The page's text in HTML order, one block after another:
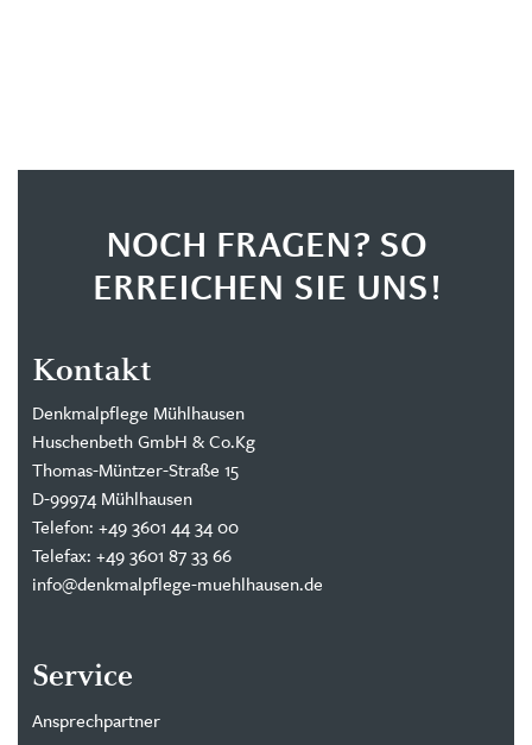
NOCH FRAGEN? SO
ERREICHEN SIE UNS!
Kontakt
Denkmalpflege Mühlhausen
Huschenbeth GmbH & Co.Kg
Thomas-Müntzer-Straße 15
D-99974 Mühlhausen
Telefon: +49 3601 44 34 00
Telefax: +49 3601 87 33 66
info@denkmalpflege-muehlhausen.de
Service
Ansprechpartner